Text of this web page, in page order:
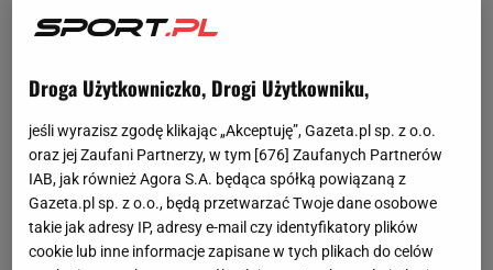
Droga Użytkowniczko, Drogi Użytkowniku,
jeśli wyrazisz zgodę klikając „Akceptuję”, Gazeta.pl sp. z o.o.
oraz jej Zaufani Partnerzy, w tym [676] Zaufanych Partnerów
IAB, jak również Agora S.A. będąca spółką powiązaną z
Gazeta.pl sp. z o.o., będą przetwarzać Twoje dane osobowe
takie jak adresy IP, adresy e-mail czy identyfikatory plików
cookie lub inne informacje zapisane w tych plikach do celów